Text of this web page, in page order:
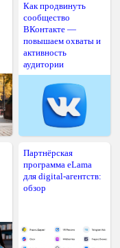
Как продвинуть
сообщество
ВКонтакте —
повышаем охваты и
активность
аудитории
Партнёрская
программа eLama
для digital-агентств:
обзор